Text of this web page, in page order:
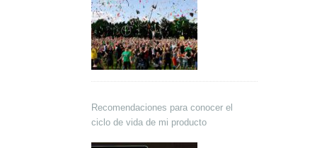
Recomendaciones para conocer el
ciclo de vida de mi producto